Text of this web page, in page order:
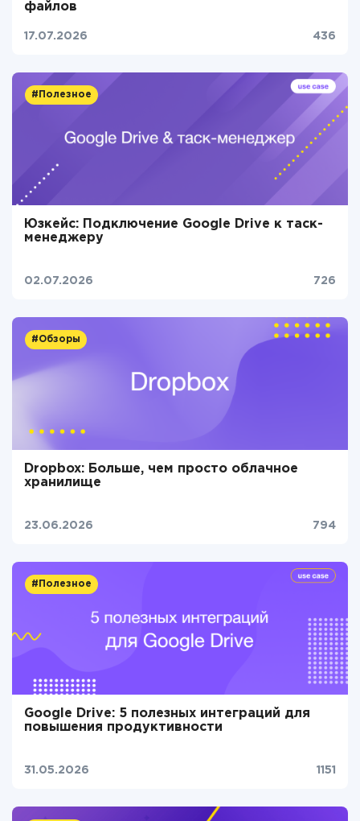
файлов
17.07.2026 436
#Полезное
Юзкейс: Подключение Google Drive к таск-
менеджеру
02.07.2026 726
#Обзоры
Dropbox: Больше, чем просто облачное
хранилище
23.06.2026 794
#Полезное
Google Drive: 5 полезных интеграций для
повышения продуктивности
31.05.2026 1151